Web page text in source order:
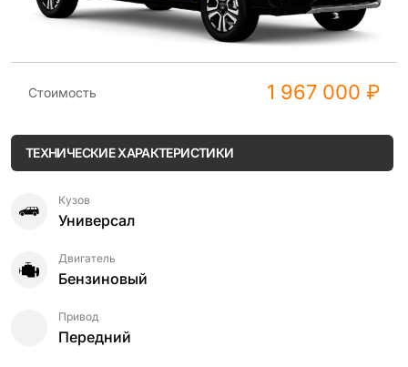
Стоимость 1 967 000 ₽
ТЕХНИЧЕСКИЕ ХАРАКТЕРИСТИКИ
Кузов
Универсал
Двигатель
Бензиновый
Привод
Передний